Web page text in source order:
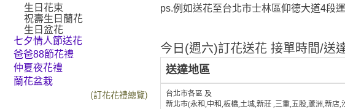
生日花束
祝壽生日蘭花
生日盆花
七夕情人節送花
爸爸88節花禮
仲夏夜花禮
蘭花盆栽
(訂花花禮總覽)
ps.例如送花至台北市士林區仰德大道4段
今日(週六)訂花送花 接單時間/送
送達地區
台北市各區 及
新北市(永和,中和,板橋,土城,新莊 ,三重,五股,蘆洲,新店,